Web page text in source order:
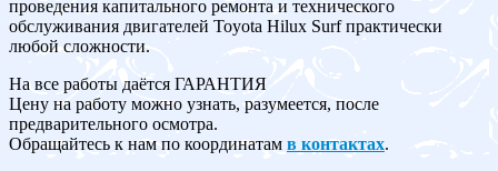
проведения капитального ремонта и технического
обслуживания двигателей Toyota Hilux Surf практически
любой сложности.
На все работы даётся ГАРАНТИЯ
Цену на работу можно узнать, разумеется, после
предварительного осмотра.
Обращайтесь к нам по координатам в контактах.